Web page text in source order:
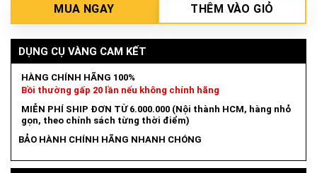
MUA NGAY THÊM VÀO GIỎ
DỤNG CỤ VÀNG CAM KẾT
HÀNG CHÍNH HÃNG 100%
Bồi thường gấp 20 lần nếu không chính hãng
MIỄN PHÍ SHIP ĐƠN TỪ 6.000.000 (Nội thành HCM, hàng nhỏ
gọn, theo chính sách từng thời điểm)
BẢO HÀNH CHÍNH HÃNG NHANH CHÓNG